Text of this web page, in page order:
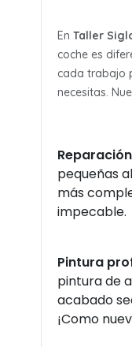
EnTaller
coche es
cada trabajo
necesitas.
pequeñas
más
impecable.
Pintura
pintura de
acabado
¡Como